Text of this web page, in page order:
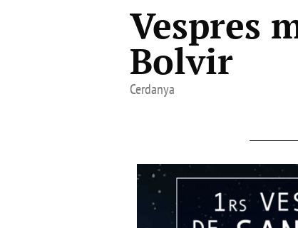
Vespres
Bolvir
Cerdanya